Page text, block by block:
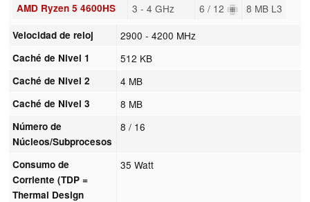
AMD Ryzen 5 4600HS 3 - 4 GHz 6 / 12 8 MB L3
Velocidad de reloj 2900 - 4200 MHz
Caché de Nivel 1 512 KB
Caché de Nivel 2 4 MB
Caché de Nivel 3 8 MB
Número de
Núcleos/Subprocesos
8 / 16
Consumo de
Corriente (TDP =
Thermal Design
35 Watt